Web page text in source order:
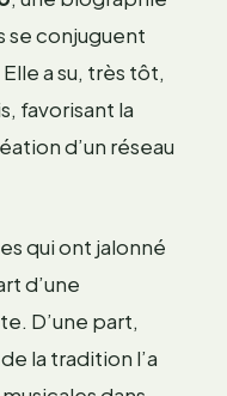
se conjuguent
a su, très tôt,
favorisant la
d’un réseau
qui ont jalonné
d’une
D’une part,
la tradition l’a